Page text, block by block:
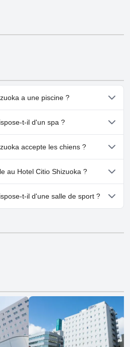
a une piscine ?
pas de piscine.
t-il d'un spa ?
Citio Shizuoka.
accepte les chiens ?
pas les chiens.
au Hotel Citio Shizuoka ?
à Hotel Citio Shizuoka.
t-il d'une salle de sport ?